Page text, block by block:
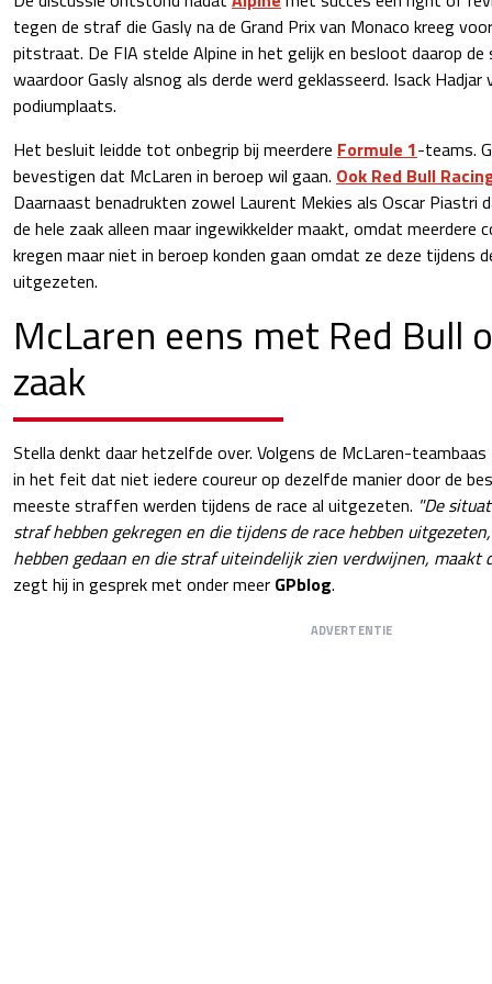
tegen de straf die Gasly na de Grand Prix van Monaco kreeg
pitstraat. De FIA stelde Alpine in het gelijk en besloot daarop
waardoor Gasly alsnog als derde werd geklasseerd. Isack Hadjar
podiumplaats.
Het besluit leidde tot onbegrip bij meerdere Formule 1-teams.
bevestigen dat McLaren in beroep wil gaan. Ook Red Bull
Daarnaast benadrukten zowel Laurent Mekies als Oscar Piastri
de hele zaak alleen maar ingewikkelder maakt, omdat meerdere
kregen maar niet in beroep konden gaan omdat ze deze tijdens
uitgezeten.
McLaren eens met Red Bull
zaak
Stella denkt daar hetzelfde over. Volgens de McLaren-
in het feit dat niet iedere coureur op dezelfde manier door de
meeste straffen werden tijdens de race al uitgezeten. "De
straf hebben gekregen en die tijdens de race hebben
hebben gedaan en die straf uiteindelijk zien verdwijnen, maakt
zegt hij in gesprek met onder meer GPblog.
ADVERTENTIE